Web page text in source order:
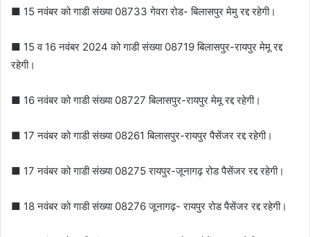
■ 15 नवंबर को गाडी संख्या 08733 गेवरा रोड- बिलासपुर मेमु रद्द रहेगी।
■ 15 व 16 नवंबर 2024 को गाडी संख्या 08719 बिलासपुर-रायपुर मेमू रद्द
रहेगी।
■ 16 नवंबर को गाडी संख्या 08727 बिलासपुर-रायपुर मेमू रद्द रहेगी।
■ 17 नवंबर को गाडी संख्या 08261 बिलासपुर-रायपुर पैसेंजर रद्द रहेगी।
■ 17 नवंबर को गाडी संख्या 08275 रायपुर-जूनागढ़ रोड पैसेंजर रद्द रहेगी।
■ 18 नवंबर को गाडी संख्या 08276 जूनागढ़- रायपुर रोड पैसेंजर रद्द रहेगी।